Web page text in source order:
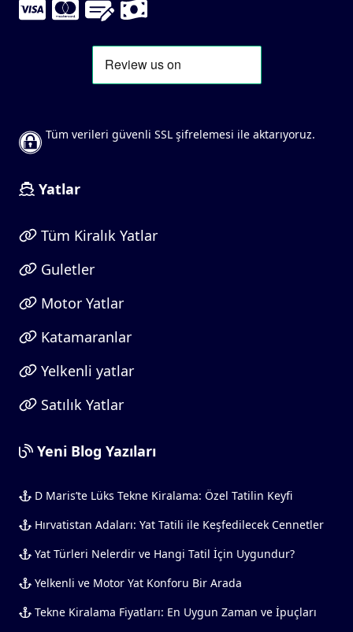
Tüm verileri güvenli SSL şifrelemesi ile aktarıyoruz.
Yatlar
Tüm Kiralık Yatlar
Guletler
Motor Yatlar
Katamaranlar
Yelkenli yatlar
Satılık Yatlar
Yeni Blog Yazıları
D Maris’te Lüks Tekne Kiralama: Özel Tatilin Keyfi
Hırvatistan Adaları: Yat Tatili ile Keşfedilecek Cennetler
Yat Türleri Nelerdir ve Hangi Tatil İçin Uygundur?
Yelkenli ve Motor Yat Konforu Bir Arada
Tekne Kiralama Fiyatları: En Uygun Zaman ve İpuçları